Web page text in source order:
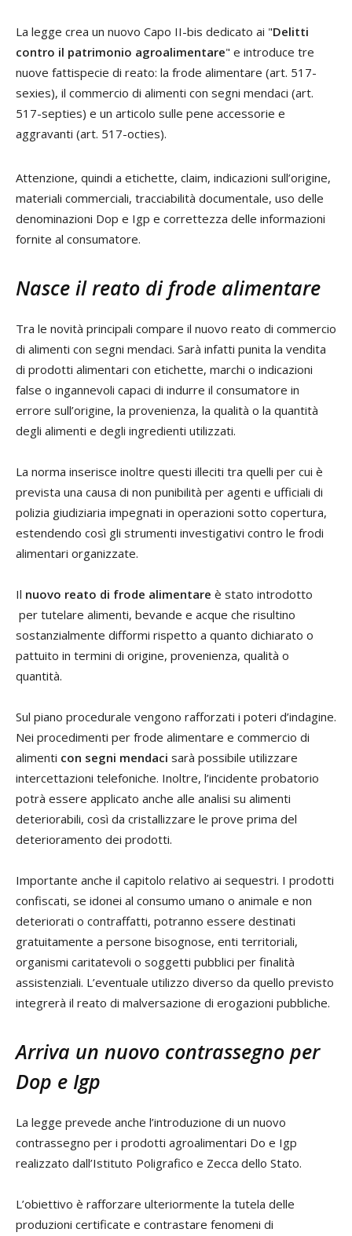
La legge crea un nuovo Capo II-bis dedicato ai "Delitti
contro il patrimonio agroalimentare" e introduce tre
nuove fattispecie di reato: la frode alimentare (art. 517-
sexies), il commercio di alimenti con segni mendaci (art.
517-septies) e un articolo sulle pene accessorie e
aggravanti (art. 517-octies).
Attenzione, quindi a etichette, claim, indicazioni sull’origine,
materiali commerciali, tracciabilità documentale, uso delle
denominazioni Dop e Igp e correttezza delle informazioni
fornite al consumatore.
Nasce il reato di frode alimentare
Tra le novità principali compare il nuovo reato di commercio
di alimenti con segni mendaci. Sarà infatti punita la vendita
di prodotti alimentari con etichette, marchi o indicazioni
false o ingannevoli capaci di indurre il consumatore in
errore sull’origine, la provenienza, la qualità o la quantità
degli alimenti e degli ingredienti utilizzati.
La norma inserisce inoltre questi illeciti tra quelli per cui è
prevista una causa di non punibilità per agenti e ufficiali di
polizia giudiziaria impegnati in operazioni sotto copertura,
estendendo così gli strumenti investigativi contro le frodi
alimentari organizzate.
Il nuovo reato di frode alimentare è stato introdotto
per tutelare alimenti, bevande e acque che risultino
sostanzialmente difformi rispetto a quanto dichiarato o
pattuito in termini di origine, provenienza, qualità o
quantità.
Sul piano procedurale vengono rafforzati i poteri d’indagine.
Nei procedimenti per frode alimentare e commercio di
alimenti con segni mendaci sarà possibile utilizzare
intercettazioni telefoniche. Inoltre, l’incidente probatorio
potrà essere applicato anche alle analisi su alimenti
deteriorabili, così da cristallizzare le prove prima del
deterioramento dei prodotti.
Importante anche il capitolo relativo ai sequestri. I prodotti
confiscati, se idonei al consumo umano o animale e non
deteriorati o contraffatti, potranno essere destinati
gratuitamente a persone bisognose, enti territoriali,
organismi caritatevoli o soggetti pubblici per finalità
assistenziali. L’eventuale utilizzo diverso da quello previsto
integrerà il reato di malversazione di erogazioni pubbliche.
Arriva un nuovo contrassegno per
Dop e Igp
La legge prevede anche l’introduzione di un nuovo
contrassegno per i prodotti agroalimentari Do e Igp
realizzato dall’Istituto Poligrafico e Zecca dello Stato.
L’obiettivo è rafforzare ulteriormente la tutela delle
produzioni certificate e contrastare fenomeni di